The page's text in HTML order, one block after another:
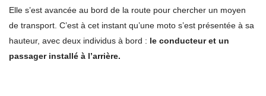
Elle s’est avancée au bord de la route pour chercher un moyen
de transport. C’est à cet instant qu’une moto s’est présentée à sa
hauteur, avec deux individus à bord : le conducteur et un
passager installé à l’arrière.